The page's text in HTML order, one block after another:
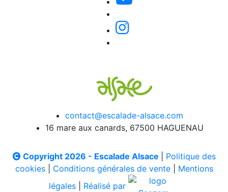
contact@escalade-alsace.com
16 mare aux canards, 67500 HAGUENAU
Copyright 2026 - Escalade Alsace
Politique des
cookies| Conditions générales de vente| Mentions
légales
Réalisé par